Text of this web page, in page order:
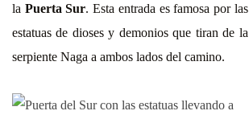
la Puerta Sur. Esta entrada es famosa por las
estatuas de dioses y demonios que tiran de la
serpiente Naga a ambos lados del camino.